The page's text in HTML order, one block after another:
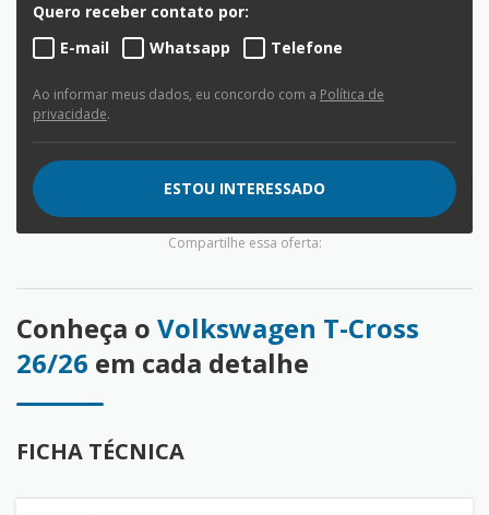
Quero receber contato por:
E-mail
Whatsapp Telefone
Ao informar meus dados, eu concordo com a Política de
privacidade.
ESTOU INTERESSADO
Compartilhe essa oferta:
Conheça o Volkswagen T-Cross
26/26 em cada detalhe
FICHA TÉCNICA